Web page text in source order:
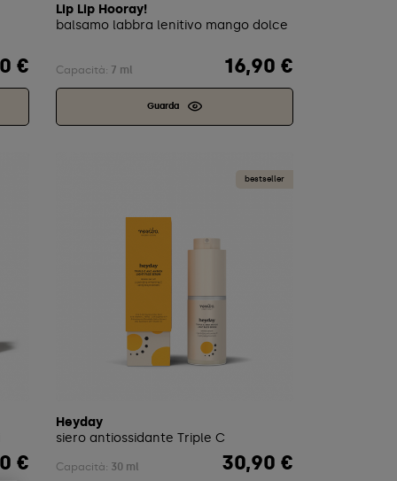
€
Lip Lip Hooray!
balsamo labbra lenitivo mango dolce
Capacità: 7 ml Prezzo
16,90 €
Guarda
€
bestseller
Heyday
siero antiossidante Triple C
Capacità: 30 ml Prezzo
30,90 €